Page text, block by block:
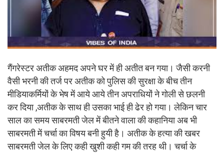
गैंगरेस्टर अतीक अहमद अपने घर में ही अतीत बन गया। जैसी करनी
वैसी भरनी की तर्ज पर अतीक को पुलिस की सुरक्षा के बीच तीन
मीडियाकर्मियों के भेष में आये आये तीन अपराधियों ने गोली से छलनी
कर दिया ,अतीक के साथ ही उसका भाई ही ढेर हो गया। लेकिन चार
साल का समय साबरमती जेल में बीतने वाला की कहानिया अब भी
साबरमती में चर्चा का विषय बनी हुयी है। अतीक के हत्या की खबर
साबरमती जेल के लिए कही खुशी कही गम की तरह थी। चर्चा के